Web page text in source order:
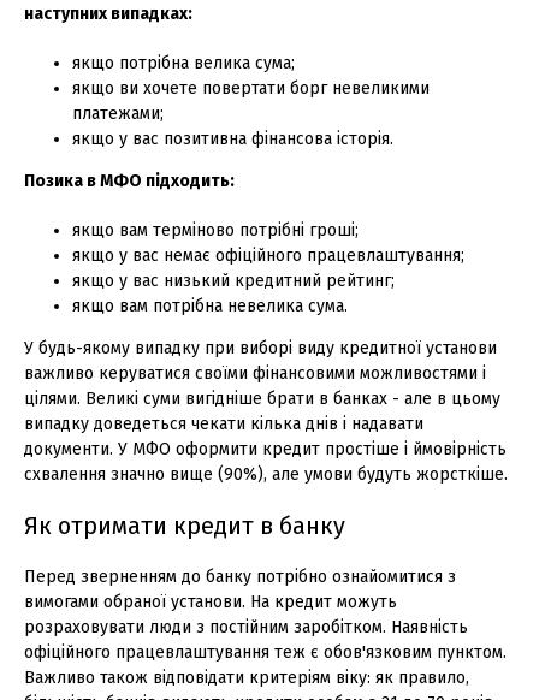
наступних випадках:
якщо потрібна велика сума;
якщо ви хочете повертати борг невеликими
платежами;
якщо у вас позитивна фінансова історія.
Позика в МФО підходить:
якщо вам терміново потрібні гроші;
якщо у вас немає офіційного працевлаштування;
якщо у вас низький кредитний рейтинг;
якщо вам потрібна невелика сума.
У будь-якому випадку при виборі виду кредитної установи
важливо керуватися своїми фінансовими можливостями і
цілями. Великі суми вигідніше брати в банках - але в цьому
випадку доведеться чекати кілька днів і надавати
документи. У МФО оформити кредит простіше і ймовірність
схвалення значно вище (90%), але умови будуть жорсткіше.
Як отримати кредит в банку
Перед зверненням до банку потрібно ознайомитися з
вимогами обраної установи. На кредит можуть
розраховувати люди з постійним заробітком. Наявність
офіційного працевлаштування теж є обов'язковим пунктом.
Важливо також відповідати критеріям віку: як правило,